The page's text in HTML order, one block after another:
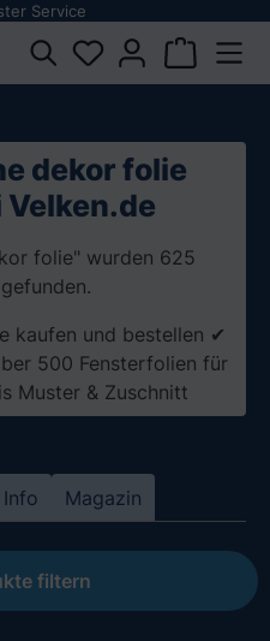
Service
dekor folie
folie" wurden 625
kaufen und bestellen ✔
500 Fensterfolien für
Muster & Zuschnitt
Info Magazin
filtern